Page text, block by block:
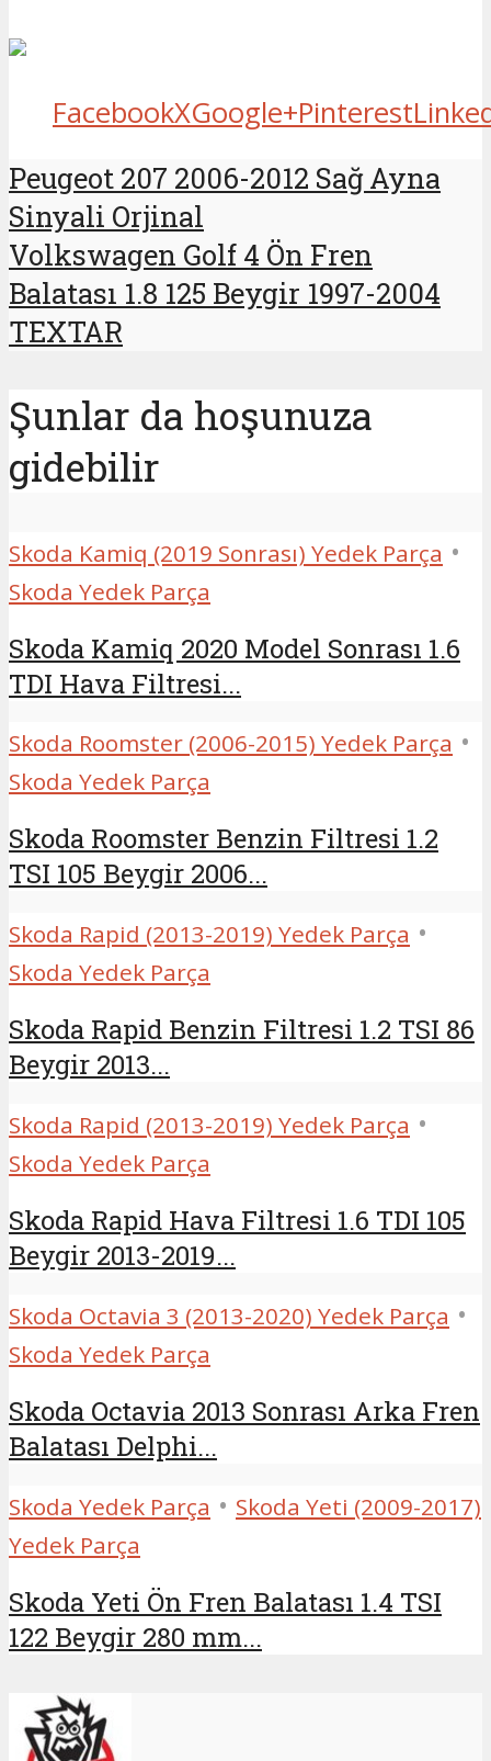
FacebookXGoogle+Pinterest
Peugeot 207 2006-2012 Sağ Ayna
Sinyali Orjinal
Volkswagen Golf 4 Ön Fren
Balatası 1.8 125 Beygir 1997-2004
TEXTAR
Şunlar da hoşunuza
gidebilir
Skoda Kamiq (2019 Sonrası) Yedek Parça •
Skoda Yedek Parça
Skoda Kamiq 2020 Model Sonrası 1.6
TDI Hava Filtresi...
Skoda Roomster (2006-2015) Yedek Parça •
Skoda Yedek Parça
Skoda Roomster Benzin Filtresi 1.2
TSI 105 Beygir 2006...
Skoda Rapid (2013-2019) Yedek Parça •
Skoda Yedek Parça
Skoda Rapid Benzin Filtresi 1.2 TSI 86
Beygir 2013...
Skoda Rapid (2013-2019) Yedek Parça •
Skoda Yedek Parça
Skoda Rapid Hava Filtresi 1.6 TDI 105
Beygir 2013-2019...
Skoda Octavia 3 (2013-2020) Yedek Parça •
Skoda Yedek Parça
Skoda Octavia 2013 Sonrası Arka Fren
Balatası Delphi...
Skoda Yedek Parça • Skoda Yeti (2009-2017)
Yedek Parça
Skoda Yeti Ön Fren Balatası 1.4 TSI
122 Beygir 280 mm...